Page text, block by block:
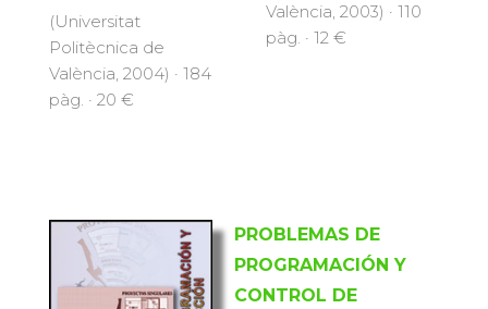
(Universitat
Politècnica de
València, 2004) · 184
pàg. · 20 €
València, 2003) · 110
pàg. · 12 €
PROBLEMAS DE
PROGRAMACIÓN Y
CONTROL DE